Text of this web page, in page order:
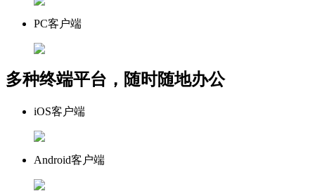
PC客户端
多种终端平台，随时随地办公
iOS客户端
Android客户端